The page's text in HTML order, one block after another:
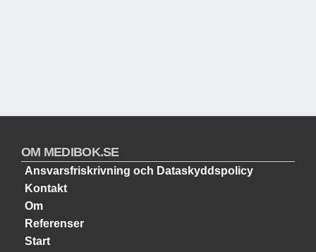
OM MEDIBOK.SE
Ansvarsfriskrivning och Dataskyddspolicy
Kontakt
Om
Referenser
Start